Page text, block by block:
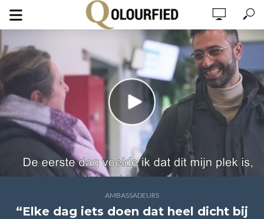
AMBASSADEURS
“Elke dag iets doen dat heel dicht bij